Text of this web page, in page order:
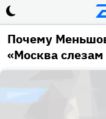
Почему
«Москва